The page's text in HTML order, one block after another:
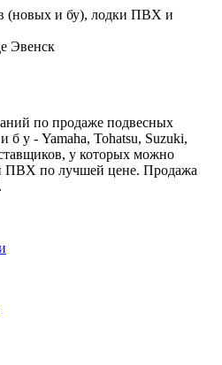
(новых и бу), лодки ПВХ и
Эвенск
по продаже подвесных
у - Yamaha, Tohatsu, Suzuki,
у которых можно
ПВХ по лучшей цене. Продажа